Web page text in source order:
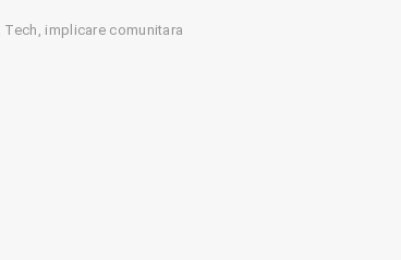
Tech implicare comunitara